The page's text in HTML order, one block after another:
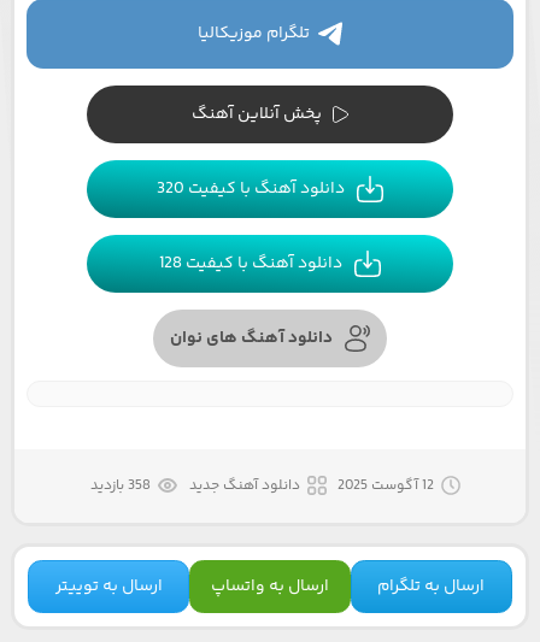
تلگرام موزیکالیا
پخش آنلاین آهنگ
دانلود آهنگ با کیفیت 320
دانلود آهنگ با کیفیت 128
دانلود آهنگ های نوان
12 آگوست 2025 دانلود آهنگ جدید 358 بازدید
ارسال به تلگرام ارسال به واتساپ ارسال به توییتر